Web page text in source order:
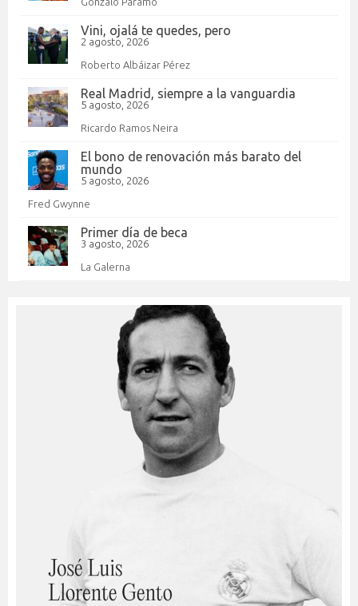
Vini, ojalá te quedes, pero
2 agosto, 2026
Roberto Albáizar Pérez
Real Madrid, siempre a la vanguardia
5 agosto, 2026
Ricardo Ramos Neira
El bono de renovación más barato del
mundo
5 agosto, 2026
Fred Gwynne
Primer día de beca
3 agosto, 2026
La Galerna